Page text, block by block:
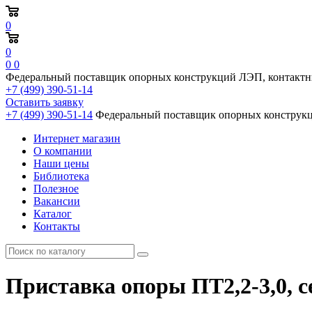
0
0
0 0
Федеральный поставщик опорных конструкций ЛЭП,
+7 (499) 390-51-14
Оставить заявку
+7 (499) 390-51-14 Федеральный поставщик опорных
Интернет магазин
О компании
Наши цены
Библиотека
Полезное
Вакансии
Каталог
Контакты
Приставка опоры ПТ2,2-3,0,